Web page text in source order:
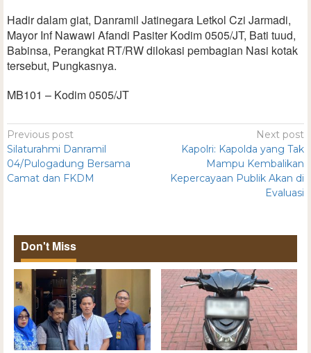
Hadir dalam giat, Danramil Jatinegara Letkol Czi Jarmadi,
Mayor Inf Nawawi Afandi Pasiter Kodim 0505/JT, Bati tuud,
Babinsa, Perangkat RT/RW dilokasi pembagian Nasi kotak
tersebut, Pungkasnya.
MB101 – Kodim 0505/JT
Previous post
Silaturahmi Danramil
04/Pulogadung Bersama
Camat dan FKDM
Next post
Kapolri: Kapolda yang Tak
Mampu Kembalikan
Kepercayaan Publik Akan di
Evaluasi
Don't Miss